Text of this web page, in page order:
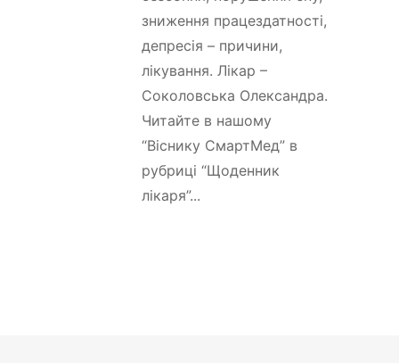
зниження працездатності,
депресія – причини,
лікування. Лікар –
Соколовська Олександра.
Читайте в нашому
“Віснику СмартМед” в
рубриці “Щоденник
лікаря”...